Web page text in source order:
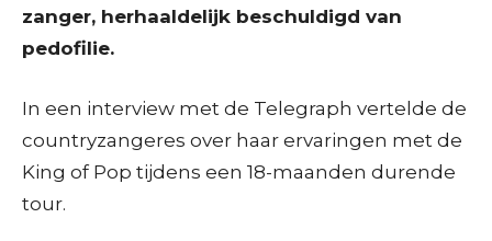
zanger, herhaaldelijk beschuldigd van
pedofilie.
In een interview met de Telegraph vertelde de
countryzangeres over haar ervaringen met de
King of Pop tijdens een 18-maanden durende
tour.